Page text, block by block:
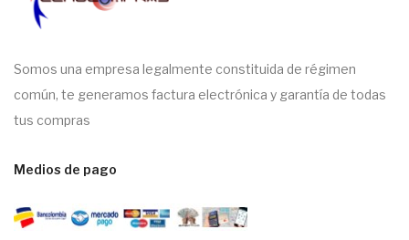
Somos una empresa legalmente constituida de régimen
común, te generamos factura electrónica y garantía de todas
tus compras
Medios de pago